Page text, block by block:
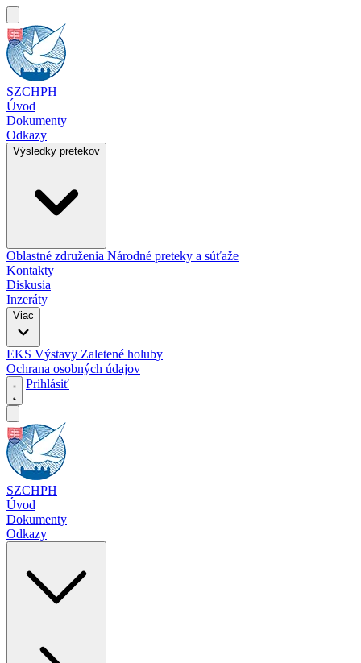
SZCHPH
Úvod
Dokumenty
Odkazy
Výsledky pretekov
Oblastné združenia Národné preteky a súťaže
Kontakty
Diskusia
Inzeráty
Viac
EKS Výstavy Zaletené holuby
Ochrana osobných údajov
Prihlásiť
SZCHPH
Úvod
Dokumenty
Odkazy